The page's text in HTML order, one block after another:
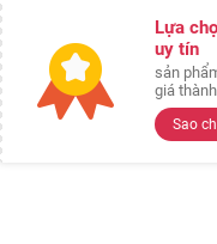
Lựa
uy tín
sản
giá
Sao